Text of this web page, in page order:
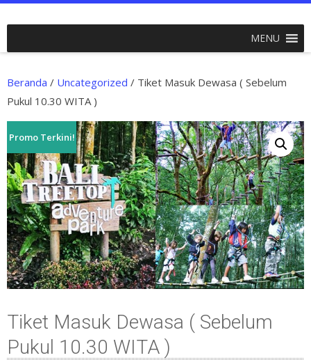
MENU
Beranda / Uncategorized / Tiket Masuk Dewasa ( Sebelum
Pukul 10.30 WITA )
Promo Terkini!
Tiket Masuk Dewasa ( Sebelum
Pukul 10.30 WITA )